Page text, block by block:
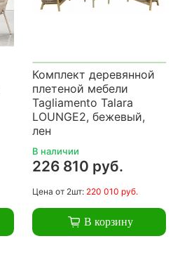
Комплект деревянной
плетеной мебели
Tagliamento Talara
LOUNGE2, бежевый,
лен
В наличии
226 810 руб.
Цена от 2шт: 220 010 руб.
В корзину